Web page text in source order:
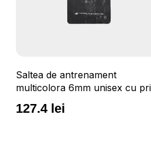
Saltea de antrenament
multicolora 6mm unisex cu
artistic si proprietati anti
alunecare 4F
127.4 lei